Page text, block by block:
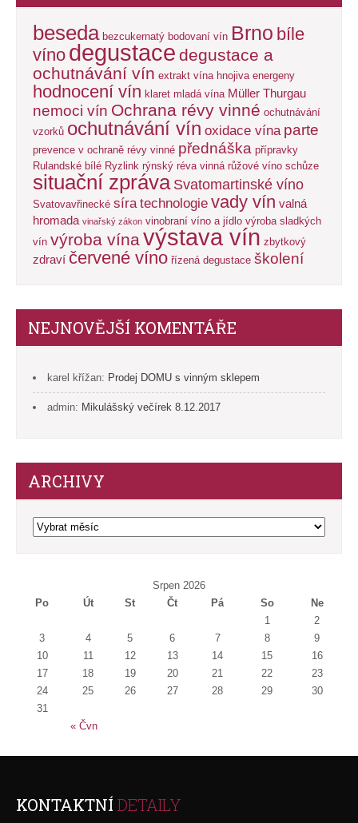
beseda bezcukernatý bodovaní vín Brno bíle
víno degustace degustace a
ochutnávání vín extrakt vína hnojiva energeny
hodnocení vín klaret mladá vína Müller Thurgau
nemoci vín Ochrana révy vinné ochutnávání
vzorků ochutnávání vín oxidace vína parte
prevence v ochraně révy vinné přednáška přípravky
Rulandské bílé Ryzlink rýnský réva vinná růžové víno schůze
situační zpráva Svatomartinské víno
Svatovavřinecké síra technologie vady vín valná
hromada vinařský zákon vinobraní víno a jídlo výroba sladkých
vín výroba vínavýstava vín zbytkový
zdraví červené víno řízená degustace školení
NEJNOVĚJŠÍ KOMENTÁŘE
karel křížan: Prodej DOMU s vinným sklepem
admin: Mikulášský večírek 8.12.2017
ARCHIVY
Archivy
Srpen 2026
Po
Út St Čt Pá So Ne
« Čvn
1
2
3
4 5 6 7 8
9
10
11 12 13 14 15
16
17
18 19 20 21 22
23
24
25 26 27 28 29
30
31
KONTAKTNÍ DETAILY